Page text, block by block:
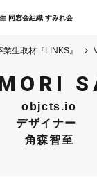
同窓会組織 すみれ会
業生取材『LINKS』
objcts.io
デザイナー
角森智至